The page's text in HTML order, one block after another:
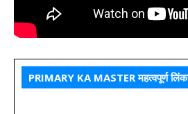
PRIMARY KA MASTER महत्वपूर्ण लिंक